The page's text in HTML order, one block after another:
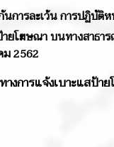
นการละเว้น การปฏิบัติ
ยโฆษณา บนทางสาธา
2562
างการแจ้งเบาะแสป้า